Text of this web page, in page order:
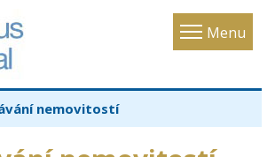
Menu
Toggle
nemovitostí